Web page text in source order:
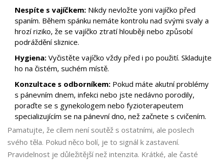
Nespíte s vajíčkem: Nikdy nevložte yoni vajíčko před
spaním. Během spánku nemáte kontrolu nad svými svaly a
hrozí riziko, že se vajíčko ztratí hlouběji nebo způsobí
podráždění sliznice.
Hygiena: Vyčistěte vajíčko vždy před i po použití. Skladujte
ho na čistém, suchém místě.
Konzultace s odborníkem: Pokud máte akutní problémy
s pánevním dnem, infekci nebo jste nedávno porodily,
poraďte se s gynekologem nebo fyzioterapeutem
specializujícím se na pánevní dno, než začnete s cvičením.
Pamatujte, že cílem není soutěž s ostatními, ale poslech
svého těla. Pokud něco bolí, je to signál k zastavení.
Pravidelnost je důležitější než intenzita. Krátké, ale časté